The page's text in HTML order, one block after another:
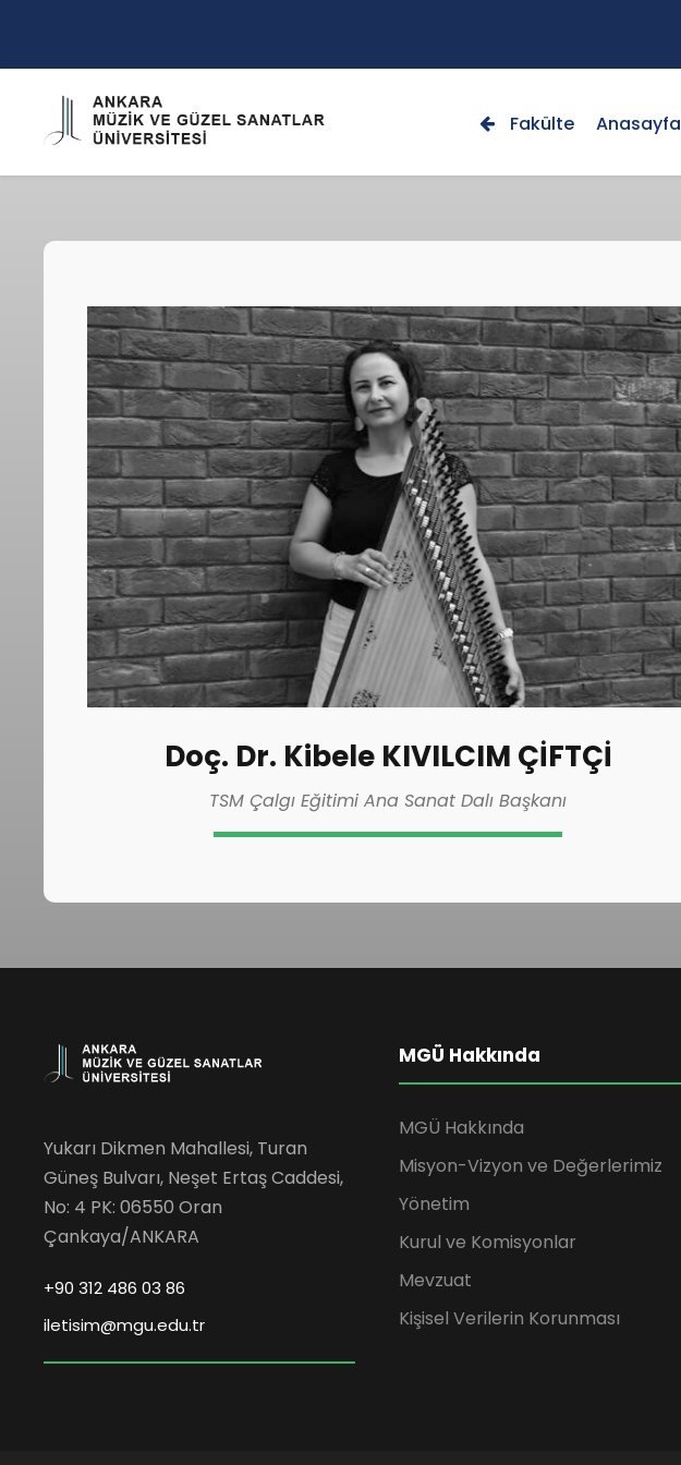
Fakülte Anasayfa
Doç. Dr. Kibele KIVILCIM ÇİFTÇİ
TSM Çalgı Eğitimi Ana Sanat Dalı Başkanı
Yukarı Dikmen Mahallesi, Turan
Güneş Bulvarı, Neşet Ertaş Caddesi,
No: 4 PK: 06550 Oran
Çankaya/ANKARA
+90 312 486 03 86
iletisim@mgu.edu.tr
MGÜ Hakkında
MGÜ Hakkında
Misyon-Vizyon ve Değerlerimiz
Yönetim
Kurul ve Komisyonlar
Mevzuat
Kişisel Verilerin Korunması